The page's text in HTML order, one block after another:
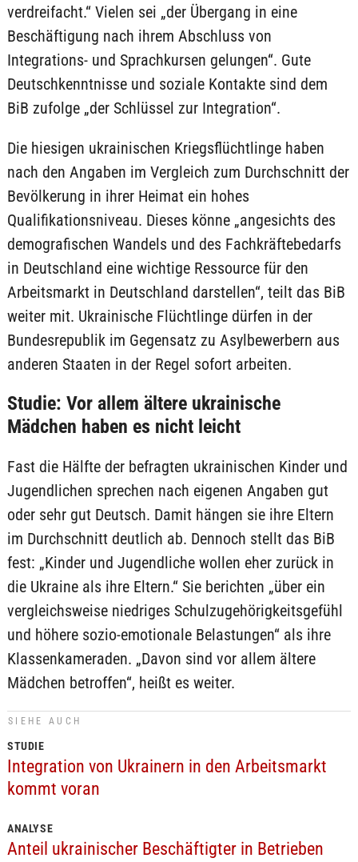
verdreifacht.“ Vielen sei „der Übergang in eine
Beschäftigung nach ihrem Abschluss von
Integrations- und Sprachkursen gelungen“. Gute
Deutschkenntnisse und soziale Kontakte sind dem
BiB zufolge „der Schlüssel zur Integration“.
Die hiesigen ukrainischen Kriegsflüchtlinge haben
nach den Angaben im Vergleich zum Durchschnitt der
Bevölkerung in ihrer Heimat ein hohes
Qualifikationsniveau. Dieses könne „angesichts des
demografischen Wandels und des Fachkräftebedarfs
in Deutschland eine wichtige Ressource für den
Arbeitsmarkt in Deutschland darstellen“, teilt das BiB
weiter mit. Ukrainische Flüchtlinge dürfen in der
Bundesrepublik im Gegensatz zu Asylbewerbern aus
anderen Staaten in der Regel sofort arbeiten.
Studie: Vor allem ältere ukrainische
Mädchen haben es nicht leicht
Fast die Hälfte der befragten ukrainischen Kinder und
Jugendlichen sprechen nach eigenen Angaben gut
oder sehr gut Deutsch. Damit hängen sie ihre Eltern
im Durchschnitt deutlich ab. Dennoch stellt das BiB
fest: „Kinder und Jugendliche wollen eher zurück in
die Ukraine als ihre Eltern.“ Sie berichten „über ein
vergleichsweise niedriges Schulzugehörigkeitsgefühl
und höhere sozio-emotionale Belastungen“ als ihre
Klassenkameraden. „Davon sind vor allem ältere
Mädchen betroffen“, heißt es weiter.
SIEHE AUCH
STUDIE
Integration von Ukrainern in den Arbeitsmarkt
kommt voran
ANALYSE
Anteil ukrainischer Beschäftigter in Betrieben